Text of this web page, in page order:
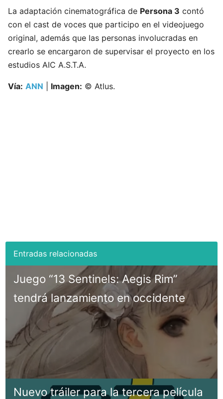
La adaptación cinematográfica de Persona 3 contó
con el cast de voces que participo en el videojuego
original, además que las personas involucradas en
crearlo se encargaron de supervisar el proyecto en los
estudios AIC A.S.T.A.
Vía: ANN Imagen: © Atlus.
Juego “13 Sentinels: Aegis Rim”
tendrá lanzamiento en occidente
Nuevo tráiler para la tercera película